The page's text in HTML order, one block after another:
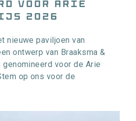
voor Arie
2026
nieuwe paviljoen van
ontwerp van Braaksma &
voor de Arie
op ons voor de